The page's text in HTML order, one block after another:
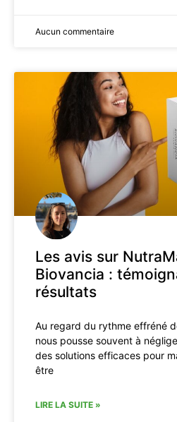
Aucun commentaire
Les avis sur
Biovancia :
résultats
Au regard du rythme effréné
nous pousse souvent à
des solutions efficaces pour
être
LIRE LA SUITE »